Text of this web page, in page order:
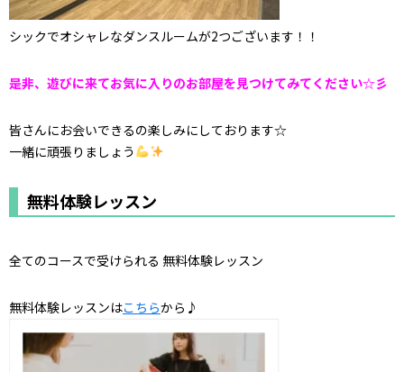
シックでオシャレなダンスルームが2つございます！！
是非、遊びに来てお気に入りのお部屋を見つけてみてください☆彡
皆さんにお会いできるの楽しみにしております☆
一緒に頑張りましょう
無料体験レッスン
全てのコースで受けられる 無料体験レッスン
無料体験レッスンはこちらから♪